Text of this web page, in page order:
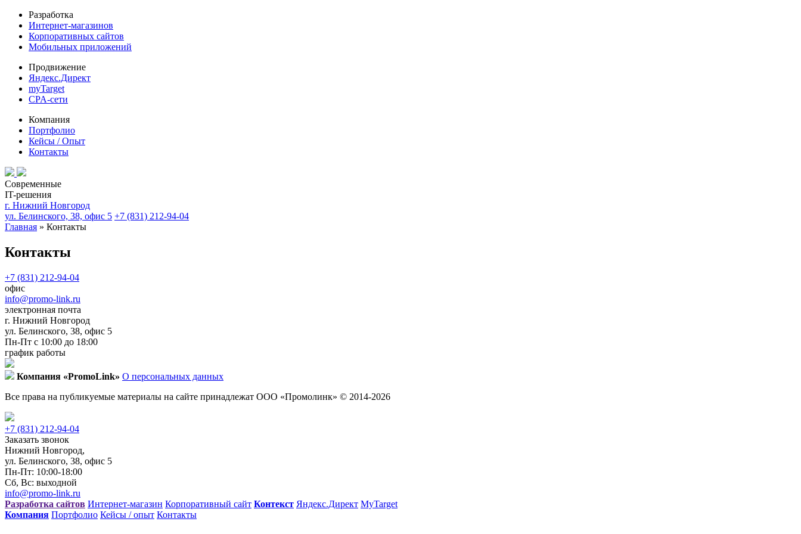
Разработка
Интернет-магазинов
Корпоративных сайтов
Мобильных приложений
Продвижение
Яндекс.Директ
myTarget
CPA-сети
Компания
Портфолио
Кейсы / Опыт
Контакты
Современные
IT-решения
г. Нижний Новгород
ул. Белинского, 38, офис 5 +7 (831) 212-94-04
Главная » Контакты
Контакты
+7 (831) 212-94-04
офис
info@promo-link.ru
электронная почта
г. Нижний Новгород
ул. Белинского, 38, офис 5
Пн-Пт с 10:00 до 18:00
график работы
Компания «PromoLink» О персональных данных
Все права на публикуемые материалы на сайте принадлежат ООО «Промолинк» © 2014-2026
+7 (831) 212-94-04
Заказать звонок
Нижний Новгород,
ул. Белинского, 38, офис 5
Пн-Пт: 10:00-18:00
Сб, Вс: выходной
info@promo-link.ru
Разработка сайтов Интернет-магазин Корпоративный сайт Контекст Яндекс.Директ MyTarget
Компания Портфолио Кейсы / опыт Контакты